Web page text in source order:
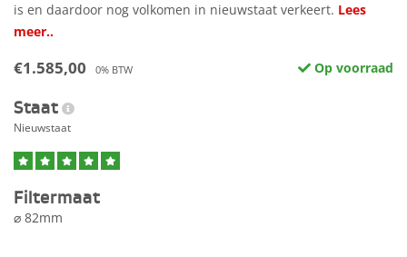
is en daardoor nog volkomen in nieuwstaat verkeert. Lees
meer..
€1.585,00 0% BTW Op voorraad
Staat
Nieuwstaat
Filtermaat
⌀ 82mm